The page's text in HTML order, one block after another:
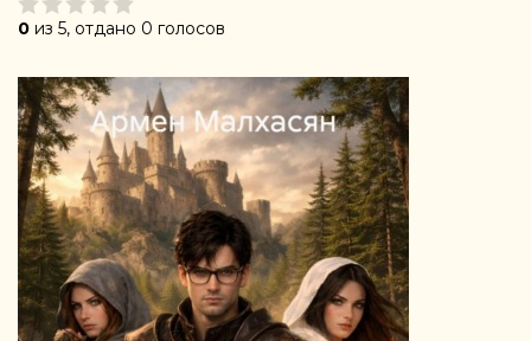
0 из 5, отдано 0 голосов